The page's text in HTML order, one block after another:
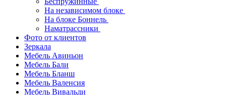
На независимом блоке
На блоке Боннель
Наматрассники
Фото от клиентов
Зеркала
Мебель Авиньон
Мебель Бали
Мебель Бланш
Мебель Валенсия
Мебель Вивальди